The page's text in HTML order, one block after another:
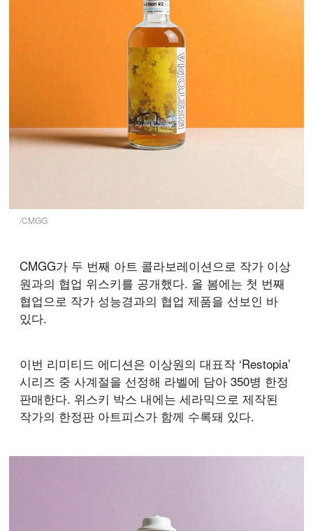
/CMGG
CMGG가 두 번째 아트 콜라보레이션으로 작가 이상
원과의 협업 위스키를 공개했다. 올 봄에는 첫 번째
협업으로 작가 성능경과의 협업 제품을 선보인 바
있다.
이번 리미티드 에디션은 이상원의 대표작 ‘Restopia’
시리즈 중 사계절을 선정해 라벨에 담아 350병 한정
판매한다. 위스키 박스 내에는 세라믹으로 제작된
작가의 한정판 아트피스가 함께 수록돼 있다.